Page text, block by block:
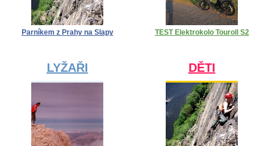
Parníkem z Prahy na Slapy TEST Elektrokolo Touroll S2
LYŽAŘI DĚTI